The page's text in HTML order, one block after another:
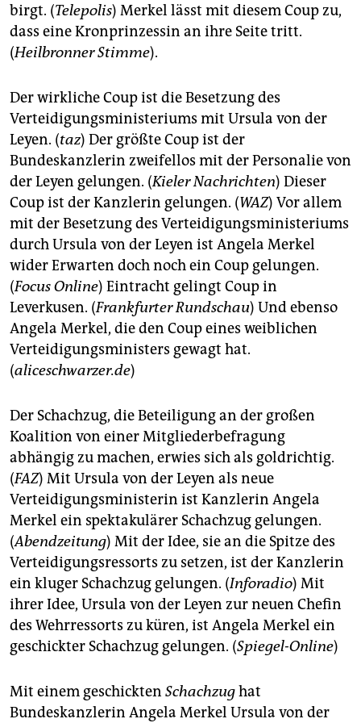
birgt. (Telepolis) Merkel lässt mit diesem Coup zu,
dass eine Kronprinzessin an ihre Seite tritt.
(Heilbronner Stimme).
Der wirkliche Coup ist die Besetzung des
Verteidigungsministeriums mit Ursula von der
Leyen. (taz) Der größte Coup ist der
Bundeskanzlerin zweifellos mit der Personalie von
der Leyen gelungen. (Kieler Nachrichten) Dieser
Coup ist der Kanzlerin gelungen. (WAZ) Vor allem
mit der Besetzung des Verteidigungsministeriums
durch Ursula von der Leyen ist Angela Merkel
wider Erwarten doch noch ein Coup gelungen.
(Focus Online) Eintracht gelingt Coup in
Leverkusen. (Frankfurter Rundschau) Und ebenso
Angela Merkel, die den Coup eines weiblichen
Verteidigungsministers gewagt hat.
(aliceschwarzer.de)
Der Schachzug, die Beteiligung an der großen
Koalition von einer Mitgliederbefragung
abhängig zu machen, erwies sich als goldrichtig.
(FAZ) Mit Ursula von der Leyen als neue
Verteidigungsministerin ist Kanzlerin Angela
Merkel ein spektakulärer Schachzug gelungen.
(Abendzeitung) Mit der Idee, sie an die Spitze des
Verteidigungsressorts zu setzen, ist der Kanzlerin
ein kluger Schachzug gelungen. (Inforadio) Mit
ihrer Idee, Ursula von der Leyen zur neuen Chefin
des Wehrressorts zu küren, ist Angela Merkel ein
geschickter Schachzug gelungen. (Spiegel-Online)
Mit einem geschickten Schachzughat
Bundeskanzlerin Angela Merkel Ursula von der